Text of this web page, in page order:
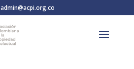
admin@acpi.org.co